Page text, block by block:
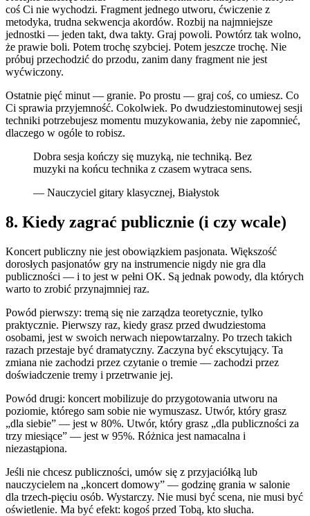
coś Ci nie wychodzi. Fragment jednego utworu, ćwiczenie z
metodyka, trudna sekwencja akordów. Rozbij na najmniejsze
jednostki — jeden takt, dwa takty. Graj powoli. Powtórz tak wolno,
że prawie boli. Potem trochę szybciej. Potem jeszcze trochę. Nie
próbuj przechodzić do przodu, zanim dany fragment nie jest
wyćwiczony.
Ostatnie pięć minut — granie. Po prostu — graj coś, co umiesz. Co
Ci sprawia przyjemność. Cokolwiek. Po dwudziestominutowej sesji
techniki potrzebujesz momentu muzykowania, żeby nie zapomnieć,
dlaczego w ogóle to robisz.
Dobra sesja kończy się muzyką, nie techniką. Bez
muzyki na końcu technika z czasem wytraca sens.
— Nauczyciel gitary klasycznej, Białystok
8. Kiedy zagrać publicznie (i czy wcale)
Koncert publiczny nie jest obowiązkiem pasjonata. Większość
dorosłych pasjonatów gry na instrumencie nigdy nie gra dla
publiczności — i to jest w pełni OK. Są jednak powody, dla których
warto to zrobić przynajmniej raz.
Powód pierwszy: tremą się nie zarządza teoretycznie, tylko
praktycznie. Pierwszy raz, kiedy grasz przed dwudziestoma
osobami, jest w swoich nerwach niepowtarzalny. Po trzech takich
razach przestaje być dramatyczny. Zaczyna być ekscytujący. Ta
zmiana nie zachodzi przez czytanie o tremie — zachodzi przez
doświadczenie tremy i przetrwanie jej.
Powód drugi: koncert mobilizuje do przygotowania utworu na
poziomie, którego sam sobie nie wymuszasz. Utwór, który grasz
„dla siebie” — jest w 80%. Utwór, który grasz „dla publiczności za
trzy miesiące” — jest w 95%. Różnica jest namacalna i
niezastąpiona.
Jeśli nie chcesz publiczności, umów się z przyjaciółką lub
nauczycielem na „koncert domowy” — godzinę grania w salonie
dla trzech-pięciu osób. Wystarczy. Nie musi być scena, nie musi być
oświetlenie. Ma być efekt: kogoś przed Tobą, kto słucha.